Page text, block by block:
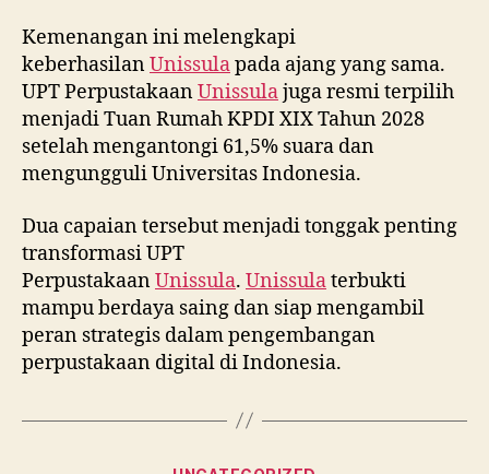
Kemenangan ini melengkapi
keberhasilanUnissulapada ajang yang sama.
UPT PerpustakaanUnissulajuga resmi terpilih
menjadi Tuan Rumah KPDI XIX Tahun 2028
setelah mengantongi 61,5% suara dan
mengungguli Universitas Indonesia.
Dua capaian tersebut menjadi tonggak penting
transformasi UPT
PerpustakaanUnissula. Unissulaterbukti
mampu berdaya saing dan siap mengambil
peran strategis dalam pengembangan
perpustakaan digital di Indonesia.